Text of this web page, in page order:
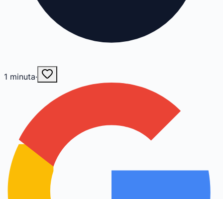
1 minuta·